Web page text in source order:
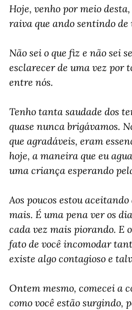
Hoje, venho por meio
raiva que ando sentindo de
Não sei o que fiz e não sei
esclarecer de uma vez por
entre nós.
Tenho tanta saudade dos
quase nunca brigávamos.
que agradáveis, eram
hoje, a maneira que eu
uma criança esperando
Aos poucos estou
mais. É uma pena ver os
cada vez mais piorando. E
fato de você incomodar
existe algo contagioso e
Ontem mesmo, comecei a
como você estão surgindo,